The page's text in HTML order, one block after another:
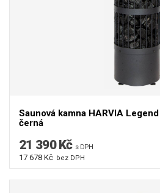
Saunová kamna HARVIA
černá
21 390 Kč s DPH
17 678 Kč bez DPH